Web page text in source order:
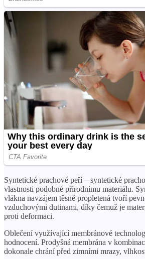
Syntetické prachové peří – syntetické
vlastnosti podobné přírodnímu materiálu.
vlákna navzájem těsně propletená tvoří
vzduchovými dutinami, díky čemuž je
proti deformaci.
Oblečení využívající membránové
hodnocení. Prodyšná membrána v
dokonale chrání před zimními mrazy,